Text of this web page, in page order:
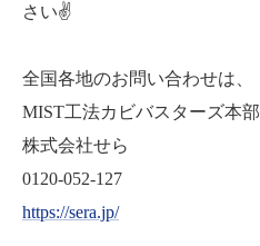
さい✌️
全国各地のお問い合わせは、
MIST工法カビバスターズ本部
株式会社せら
0120-052-127
https://sera.jp/